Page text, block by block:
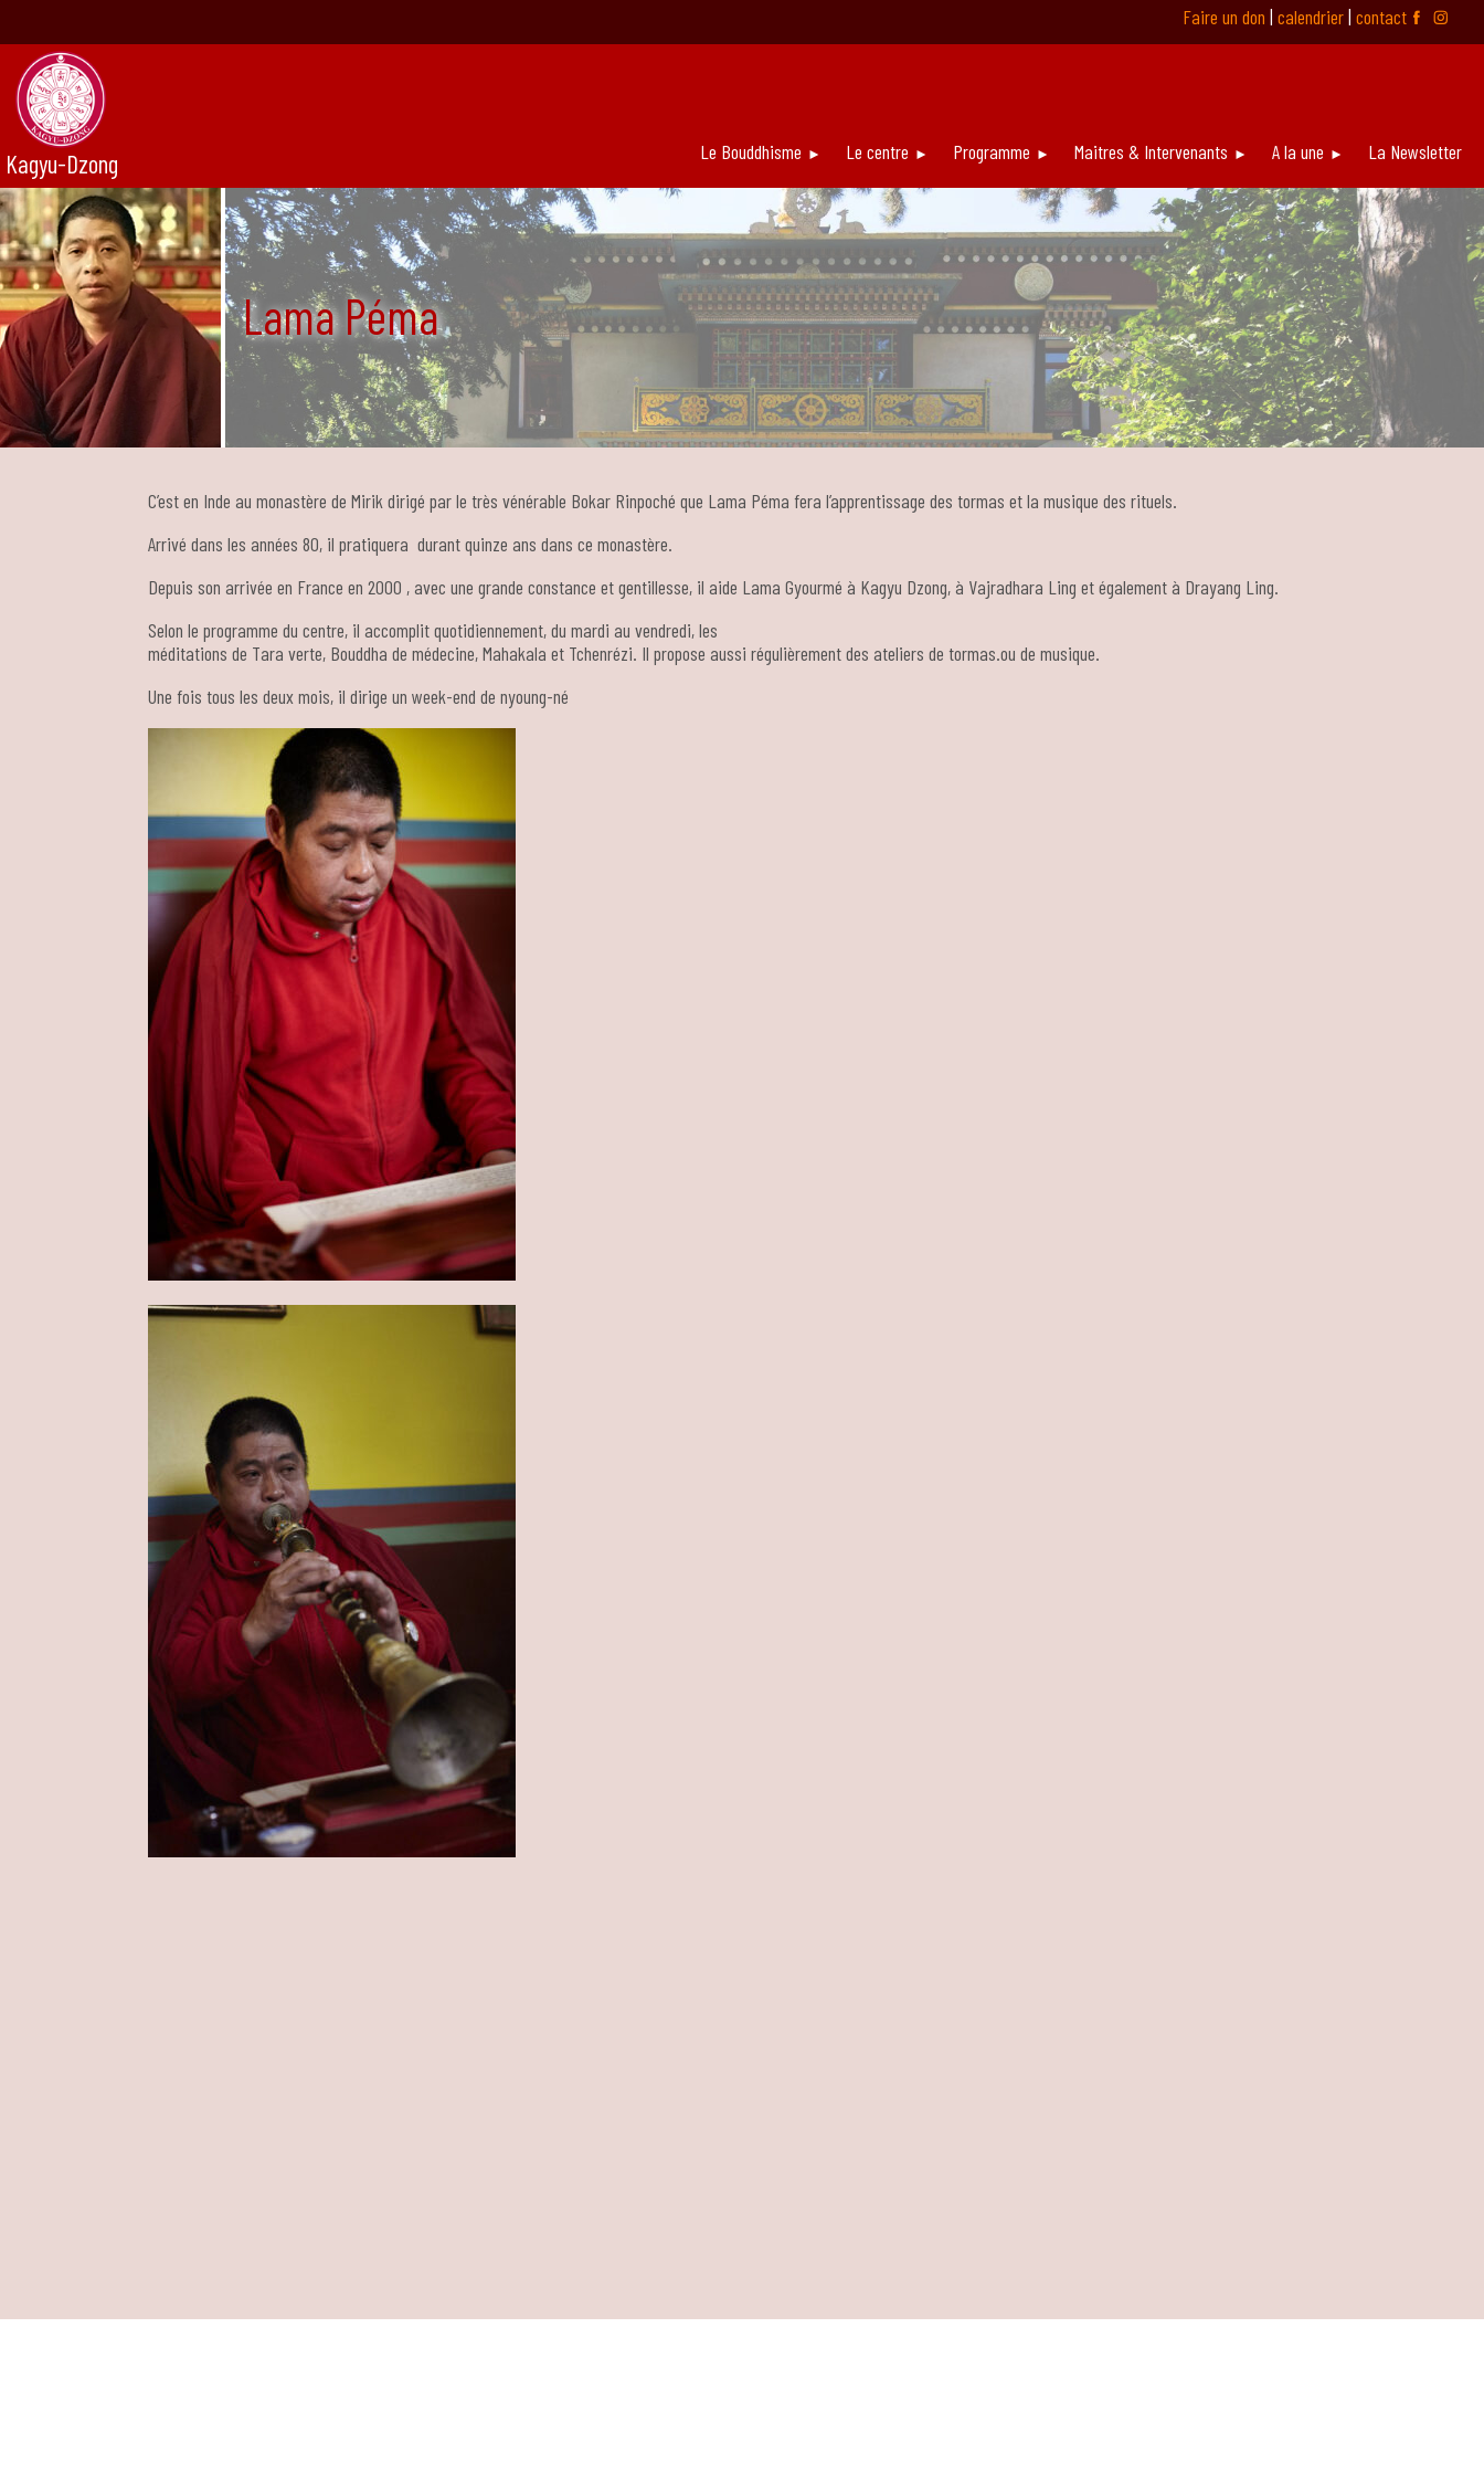
Faire un don | calendrier| contact ƹ ƿ
Kagyu-Dzong Le Bouddhisme Le centre Programme Maitres & Intervenants A la une La Newsletter
Lama Péma
C’est en Inde au monastère de Mirik dirigé par le très vénérable Bokar Rinpoché que Lama Péma fera l’apprentissage des tormas et la musique des rituels.
Arrivé dans les années 80, il pratiquera durant quinze ans dans ce monastère.
Depuis son arrivée en France en 2000 , avec une grande constance et gentillesse, il aide Lama Gyourmé à Kagyu Dzong, à Vajradhara Ling et également à Drayang Ling.
Selon le programme du centre, il accomplit quotidiennement, du mardi au vendredi, les
méditations de Tara verte, Bouddha de médecine, Mahakala et Tchenrézi. Il propose aussi régulièrement des ateliers de tormas.ou de musique.
Une fois tous les deux mois, il dirige un week-end de nyoung-né